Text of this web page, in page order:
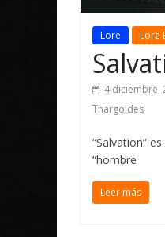
Lore Lore
4 diciembre,
Thargoides
“Salvation”
“hombre
Leer más